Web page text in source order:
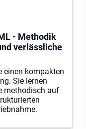
- Methodik
verlässliche
einen kompakten
Sie lernen
methodisch auf